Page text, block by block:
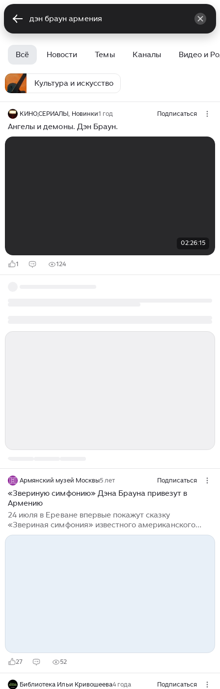
Всё Новости Темы Каналы Видео и
Культура и искусство
КИНО,СЕРИАЛЫ, Новинки1 год Подписаться
Ангелы и демоны. Дэн Браун.
02:26:15
1 124
Армянский музей Москвы5 лет Подписаться
«Звериную симфонию» Дэна Брауна привезут в
Армению
24 июля в Ереване впервые покажут сказку
«Звериная симфония» известного американского
писателя Дэна Брауна. В тот же день состоится
27 52
Библиотека Ильи Кривошеева4 года Подписаться